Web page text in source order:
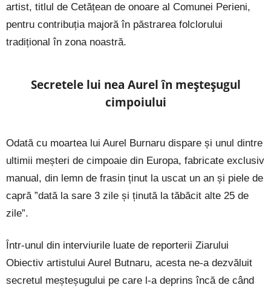
artist, titlul de Cetățean de onoare al Comunei Perieni,
pentru contribuția majoră în păstrarea folclorului
tradițional în zona noastră.
Secretele lui nea Aurel în meșteșugul
cimpoiului
Odată cu moartea lui Aurel Burnaru dispare și unul dintre
ultimii meșteri de cimpoaie din Europa, fabricate exclusiv
manual, din lemn de frasin ținut la uscat un an și piele de
capră ”dată la sare 3 zile și ținută la tăbăcit alte 25 de
zile”.
Într-unul din interviurile luate de reporterii Ziarului
Obiectiv artistului Aurel Butnaru, acesta ne-a dezvăluit
secretul meșteșugului pe care l-a deprins încă de când